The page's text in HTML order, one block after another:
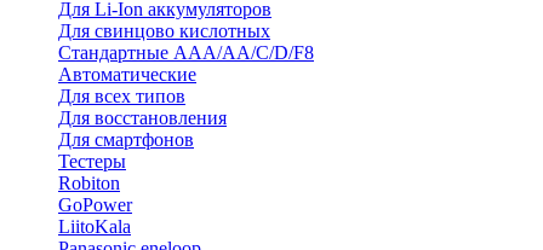
Для Li-Ion аккумуляторов
Для свинцово кислотных
Стандартные ААА/АА/С/D/F8
Автоматические
Для всех типов
Для восстановления
Для смартфонов
Тестеры
Robiton
GoPower
LiitoKala